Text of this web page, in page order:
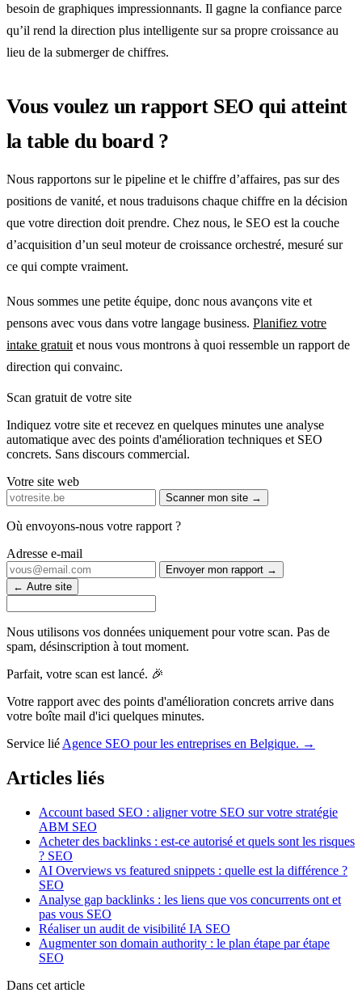
besoin de graphiques impressionnants. Il gagne la confiance parce
qu’il rend la direction plus intelligente sur sa propre croissance au
lieu de la submerger de chiffres.
Vous voulez un rapport SEO qui atteint
la table du board ?
Nous rapportons sur le pipeline et le chiffre d’affaires, pas sur des
positions de vanité, et nous traduisons chaque chiffre en la décision
que votre direction doit prendre. Chez nous, le SEO est la couche
d’acquisition d’un seul moteur de croissance orchestré, mesuré sur
ce qui compte vraiment.
Nous sommes une petite équipe, donc nous avançons vite et
pensons avec vous dans votre langage business. Planifiez votre
intake gratuit et nous vous montrons à quoi ressemble un rapport de
direction qui convainc.
Scan gratuit de votre site
Indiquez votre site et recevez en quelques minutes une analyse
automatique avec des points d'amélioration techniques et SEO
concrets. Sans discours commercial.
Votre site web
Scanner mon site →
Où envoyons-nous votre rapport ?
Adresse e-mail
Envoyer mon rapport →
← Autre site
Nous utilisons vos données uniquement pour votre scan. Pas de
spam, désinscription à tout moment.
Parfait, votre scan est lancé. 🎉
Votre rapport avec des points d'amélioration concrets arrive dans
votre boîte mail d'ici quelques minutes.
Service lié Agence SEO pour les entreprises en Belgique. →
Articles liés
Account based SEO : aligner votre SEO sur votre stratégie
ABM SEO
Acheter des backlinks : est-ce autorisé et quels sont les risques
? SEO
AI Overviews vs featured snippets : quelle est la différence ?
SEO
Analyse gap backlinks : les liens que vos concurrents ont et
pas vous SEO
Réaliser un audit de visibilité IA SEO
Augmenter son domain authority : le plan étape par étape
SEO
Dans cet article